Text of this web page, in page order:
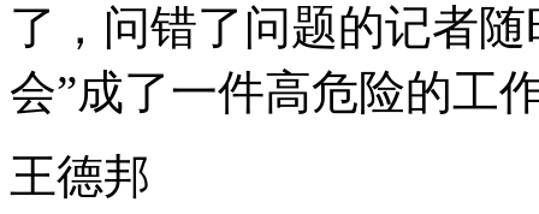
了，问错了问题的记者
会”成了一件高危险的工
王德邦